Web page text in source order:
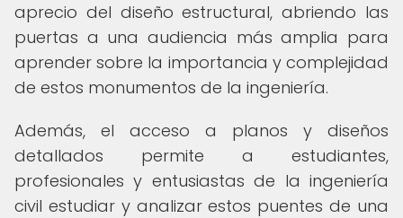
aprecio del diseño estructural, abriendo las
puertas a una audiencia más amplia para
aprender sobre la importancia y complejidad
de estos monumentos de la ingeniería.
Además, el acceso a planos y diseños
detallados permite a estudiantes,
profesionales y entusiastas de la ingeniería
civil estudiar y analizar estos puentes de una